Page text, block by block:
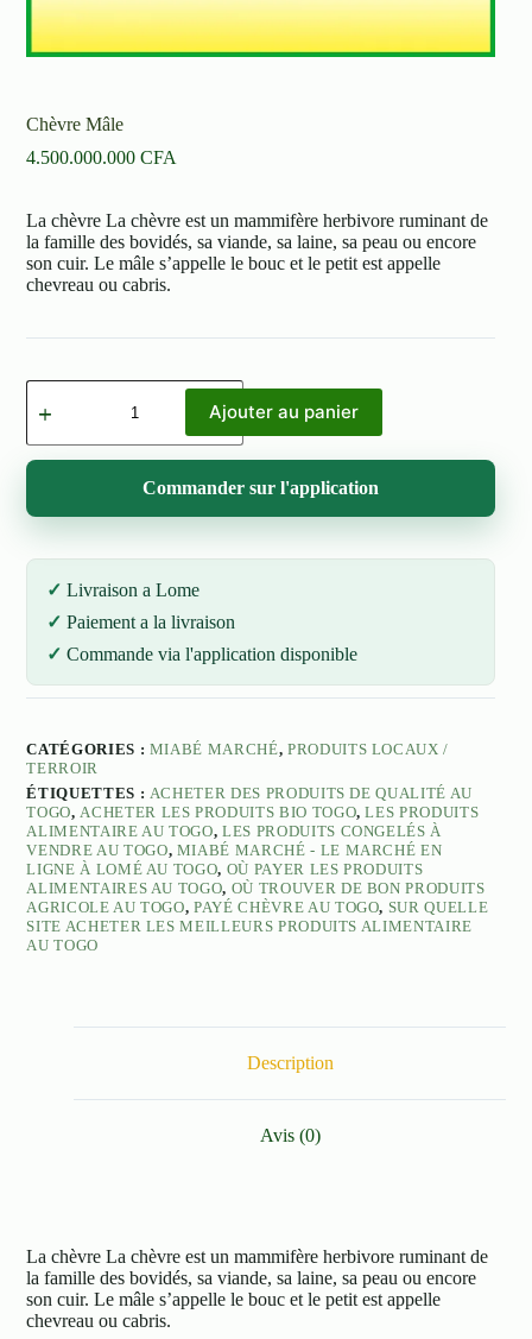
Chèvre Mâle
4.500.000.000CFA
La chèvre La chèvre est un mammifère herbivore ruminant de
la famille des bovidés, sa viande, sa laine, sa peau ou encore
son cuir. Le mâle s’appelle le bouc et le petit est appelle
chevreau ou cabris.
quantité
de
Mâle
Ajouter au panier
Commander sur l'application
Livraison a Lome
Paiement a la livraison
Commande via l'application disponible
CATÉGORIES : MIABÉ MARCHÉ, PRODUITS LOCAUX /
TERROIR
ÉTIQUETTES : ACHETER DES PRODUITS DE QUALITÉ AU
TOGO,ACHETER LES PRODUITS BIO TOGO,LES PRODUITS
ALIMENTAIRE AU TOGO,LES PRODUITS CONGELÉS À
VENDRE AU TOGO, MIABÉ MARCHÉ - LE MARCHÉ EN
LIGNE À LOMÉ AU TOGO, OÙ PAYER LES PRODUITS
ALIMENTAIRES AU TOGO, OÙ TROUVER DE BON PRODUITS
AGRICOLE AU TOGO,PAYÉ CHÈVRE AU TOGO, SUR QUELLE
SITE ACHETER LES MEILLEURS PRODUITS ALIMENTAIRE
AU TOGO
Description
Avis (0)
La chèvre La chèvre est un mammifère herbivore ruminant de
la famille des bovidés, sa viande, sa laine, sa peau ou encore
son cuir. Le mâle s’appelle le bouc et le petit est appelle
chevreau ou cabris.